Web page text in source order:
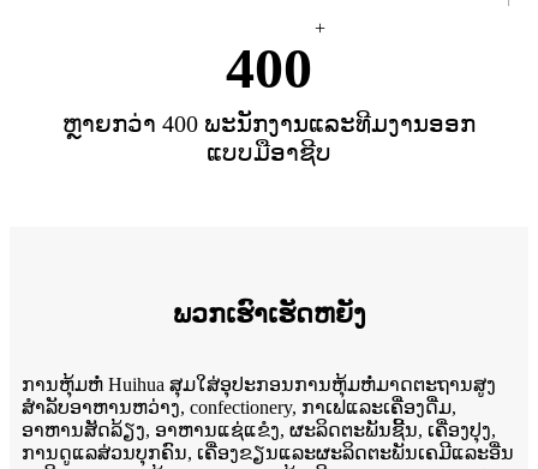
+
400
ຫຼາຍກວ່າ 400 ພະນັກງານແລະທີມງານອອກ
ແບບມືອາຊີບ
ພວກ​ເຮົາ​ເຮັດ​ຫຍັງ
ການຫຸ້ມຫໍ່ Huihua ສຸມໃສ່ອຸປະກອນການຫຸ້ມຫໍ່ມາດຕະຖານສູງ
ສໍາລັບອາຫານຫວ່າງ, confectionery, ກາເຟແລະເຄື່ອງດື່ມ,
ອາຫານສັດລ້ຽງ, ອາຫານແຊ່ແຂໍງ, ຜະລິດຕະພັນຊີ້ນ, ເຄື່ອງປຸງ,
ການດູແລສ່ວນບຸກຄົນ, ເຄື່ອງຂຽນແລະຜະລິດຕະພັນເຄມີແລະອື່ນ